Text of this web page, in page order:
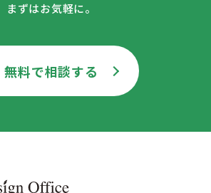
まずはお気軽に。
無料で相談する